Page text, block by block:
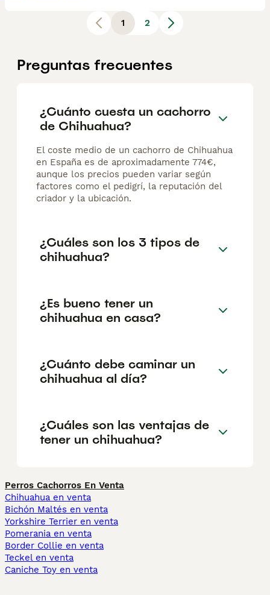
1 2
Preguntas frecuentes
¿Cuánto cuesta un cachorro
de Chihuahua?
El coste medio de un cachorro de Chihuahua
en España es de aproximadamente 774€,
aunque los precios pueden variar según
factores como el pedigrí, la reputación del
criador y la ubicación.
¿Cuáles son los 3 tipos de
chihuahua?
¿Es bueno tener un
chihuahua en casa?
¿Cuánto debe caminar un
chihuahua al día?
¿Cuáles son las ventajas de
tener un chihuahua?
Perros Cachorros En Venta
Chihuahua en venta
Bichón Maltés en venta
Yorkshire Terrier en venta
Pomerania en venta
Border Collie en venta
Teckel en venta
Caniche Toy en venta